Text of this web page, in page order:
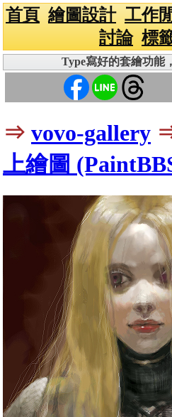
首頁 繪圖設計 工作
討論 標
Type寫好的套繪功能
⇒ vovo-gallery
上繪圖